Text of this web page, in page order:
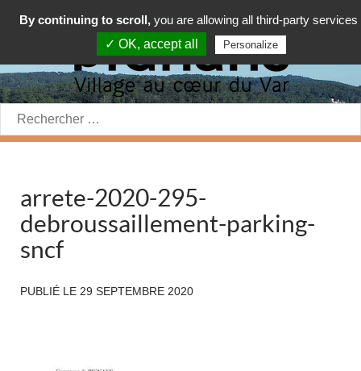
Rechercher:
arrete-2020-295-
debroussaillement-parking-
sncf
PUBLIÉ LE 29 SEPTEMBRE 2020
By continuing to scroll, you are allowing all third-party services
✓ OK, accept all
Personalize